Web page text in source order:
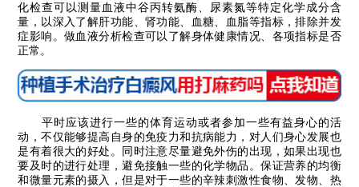
化检查可以测量血液中谷丙转氨酶、尿素氮等特定化学成分含
量，以深入了解肝功能、肾功能、血糖、血脂等指标，排除并发
症影响。做血液分析检查可以了解身体健康情况、各项指标是否
正常。
平时应该进行一些的体育运动或者参加一些有益身心的活
动，不仅能够提高自身的免疫力和抗病能力，对人们身心发展也
是有着很大的好处。同时注意尽量避免外伤的出现，如果出现也
要及时的进行处理，避免接触一些的化学物品。保证营养的均衡
和微量元素的摄入，但是对于一些的辛辣刺激性食物、发物、热